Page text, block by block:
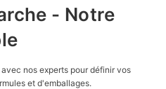
- Notre
nos experts pour définir vos
et d'emballages.